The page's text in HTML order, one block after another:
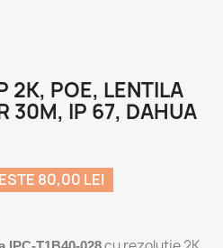
2K, POE, LENTILA
30M, IP 67, DAHUA
80,00 LEI